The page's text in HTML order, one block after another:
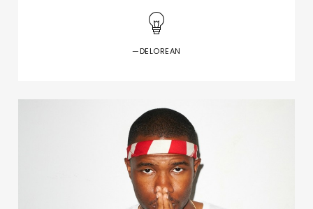
—DELOREAN